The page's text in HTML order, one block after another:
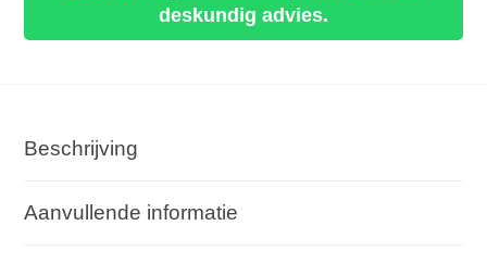
deskundig advies.
Beschrijving
Aanvullende informatie